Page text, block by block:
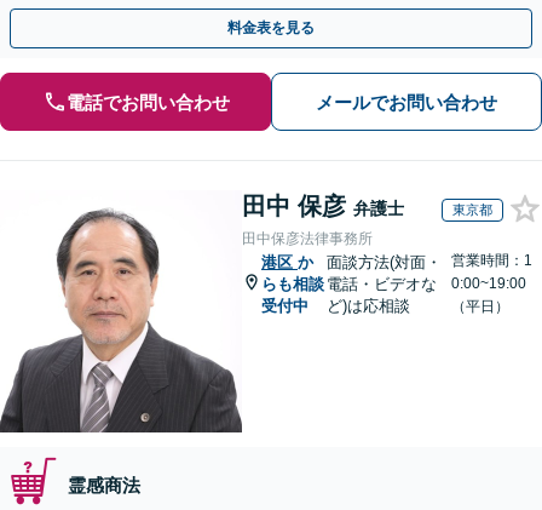
早めにご相談ください。【電話・メール・WEB相談可】
料金表を見る
電話でお問い合わせ メールでお問い合わせ
田中 保彦 弁護士 東京都
田中保彦法律事務所
港区 か
らも相談
受付中
面談方法(対面・
電話・ビデオな
ど)は応相談
営業時間：1
0:00~19:00
（平日）
霊感商法